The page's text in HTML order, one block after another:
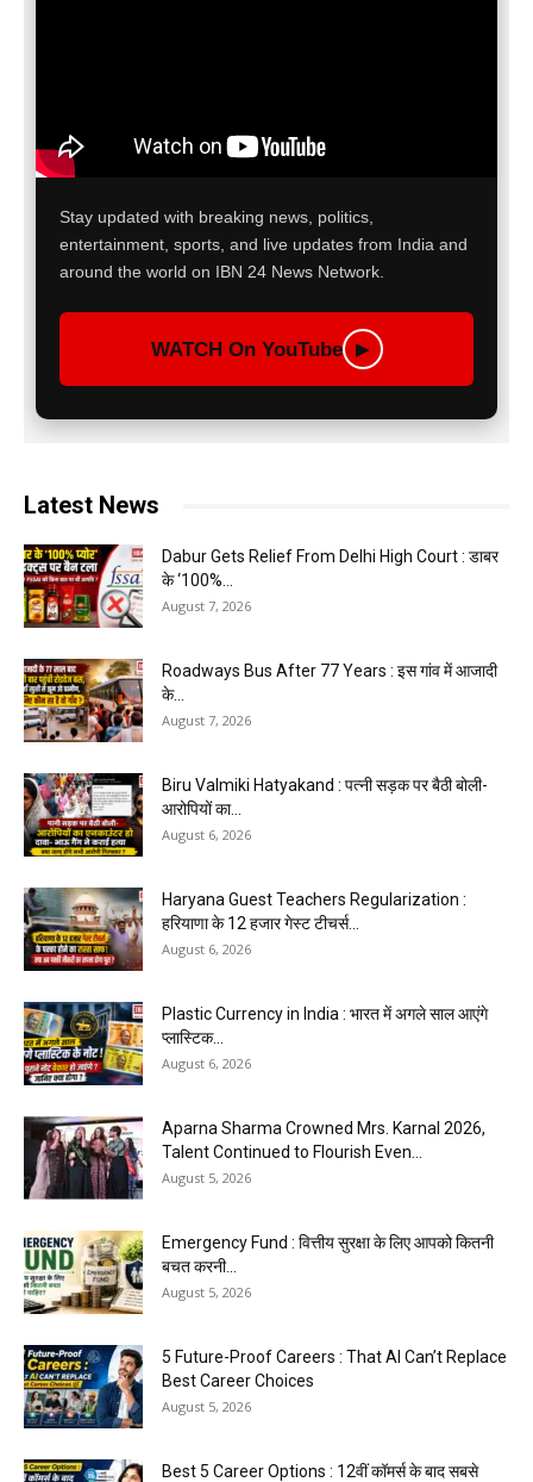
Stay updated with breaking news, politics,
entertainment, sports, and live updates from India and
around the world on IBN 24 News Network.
WATCH On YouTube ▶
Latest News
Dabur Gets Relief From Delhi High Court : डाबर
के ‘100%...
August 7, 2026
Roadways Bus After 77 Years : इस गांव में आजादी
के...
August 7, 2026
Biru Valmiki Hatyakand : पत्नी सड़क पर बैठी बोली-
आरोपियों का...
August 6, 2026
Haryana Guest Teachers Regularization :
हरियाणा के 12 हजार गेस्ट टीचर्स...
August 6, 2026
Plastic Currency in India : भारत में अगले साल आएंगे
प्लास्टिक...
August 6, 2026
Aparna Sharma Crowned Mrs. Karnal 2026,
Talent Continued to Flourish Even...
August 5, 2026
Emergency Fund : वित्तीय सुरक्षा के लिए आपको कितनी
बचत करनी...
August 5, 2026
5 Future-Proof Careers : That AI Can’t Replace
Best Career Choices
August 5, 2026
Best 5 Career Options : 12वीं कॉमर्स के बाद सबसे